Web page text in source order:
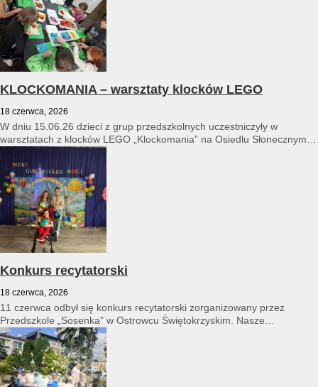
KLOCKOMANIA – warsztaty klocków LEGO
18 czerwca, 2026
W dniu 15.06.26 dzieci z grup przedszkolnych uczestniczyły w
warsztatach z klocków LEGO „Klockomania” na Osiedlu Słonecznym
Konkurs recytatorski
18 czerwca, 2026
11 czerwca odbył się konkurs recytatorski zorganizowany przez
Przedszkole „Sosenka” w Ostrowcu Świętokrzyskim. Nasze
przedszkole reprezentował Franciszek Karpiński...